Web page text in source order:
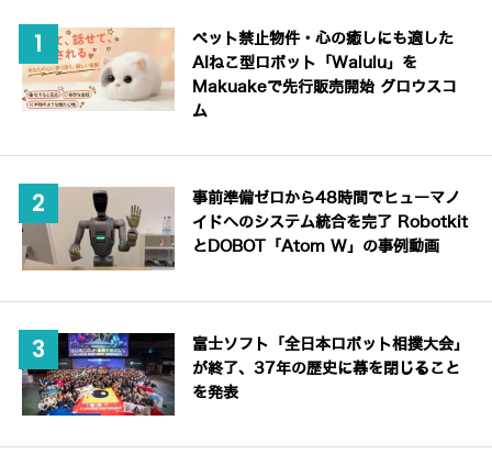
ペット禁止物件・心の癒しにも適した
AIねこ型ロボット「Walulu」を
Makuakeで先行販売開始 グロウスコ
ム
事前準備ゼロから48時間でヒューマノ
イドへのシステム統合を完了 Robotkit
とDOBOT「Atom W」の事例動画
富士ソフト「全日本ロボット相撲大会」
が終了、37年の歴史に幕を閉じること
を発表